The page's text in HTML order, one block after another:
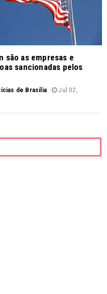
são as empresas e
sancionadas pelos
de Brasília
Jul 02,